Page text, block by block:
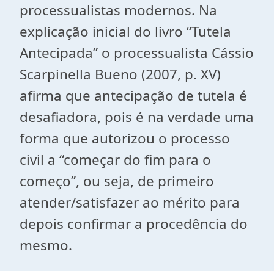
processualistas modernos. Na
explicação inicial do livro “Tutela
Antecipada” o processualista Cássio
Scarpinella Bueno (2007, p. XV)
afirma que antecipação de tutela é
desafiadora, pois é na verdade uma
forma que autorizou o processo
civil a “começar do fim para o
começo”, ou seja, de primeiro
atender/satisfazer ao mérito para
depois confirmar a procedência do
mesmo.